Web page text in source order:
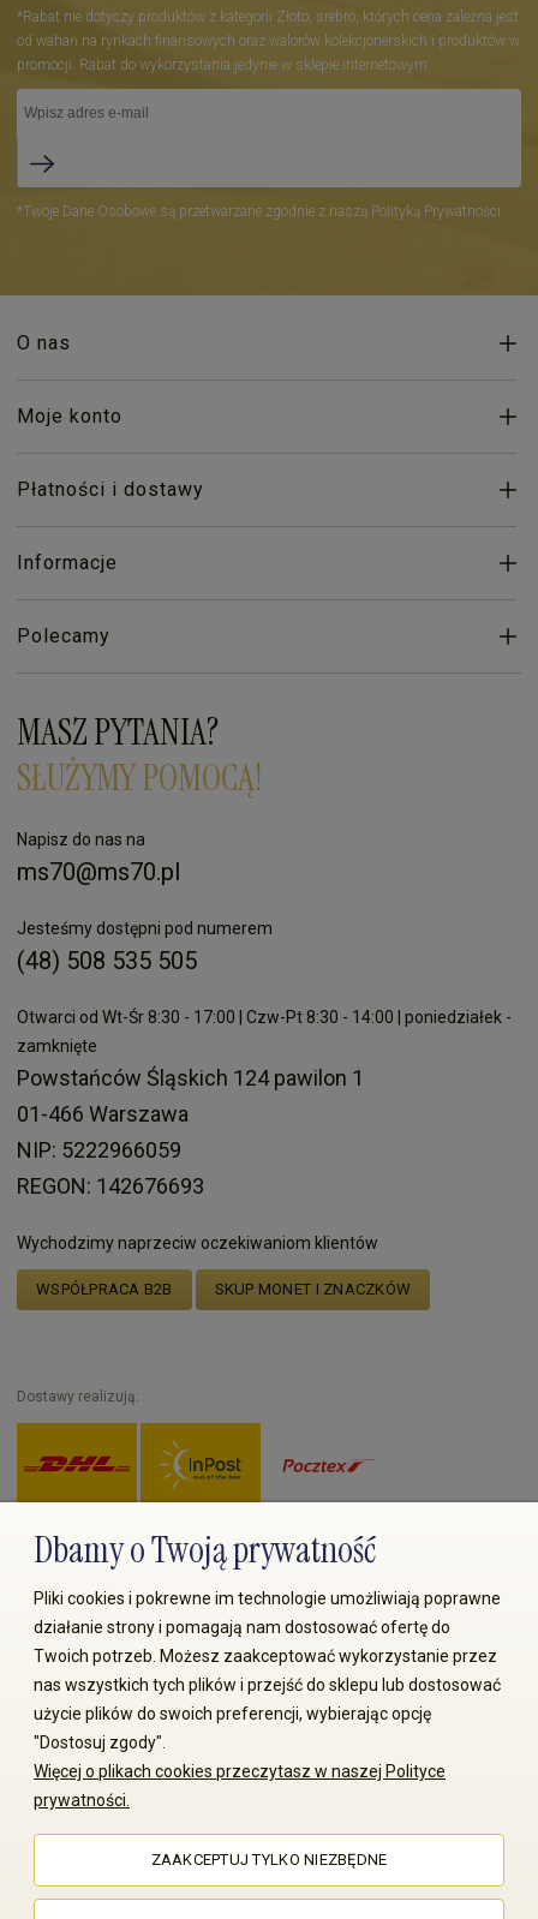
*Rabat nie dotyczy produktów z kategorii Złoto, srebro, których cena zależna jest
od wahań na rynkach finansowych oraz walorów kolekcjonerskich i produktów w
promocji. Rabat do wykorzystania jedynie w sklepie internetowym.
*Twoje Dane Osobowe są przetwarzane zgodnie z naszą Polityką Prywatności.
O nas
Moje konto
Płatności i dostawy
Informacje
Polecamy
MASZ PYTANIA?
SŁUŻYMY POMOCĄ!
Napisz do nas na
ms70@ms70.pl
Jesteśmy dostępni pod numerem
(48) 508 535 505
Otwarci od Wt-Śr 8:30 - 17:00 | Czw-Pt 8:30 - 14:00 | poniedziałek -
zamknięte
Powstańców Śląskich 124 pawilon 1
01-466 Warszawa
NIP: 5222966059
REGON: 142676693
Wychodzimy naprzeciw oczekiwaniom klientów
WSPÓŁPRACA B2B SKUP MONET I ZNACZKÓW
Dostawy realizują:
Zapłać przez:
© 2008-2026 MS70.pl / Ms70 Sp. z o.o. Wszelkie prawa
zastrzeżone. Kopiowanie treści i zdjęć bez zgody właściciela
zabronione
Sklep internetowy Shoper Premium
Dbamy o Twoją prywatność
Pliki cookies i pokrewne im technologie umożliwiają poprawne
działanie strony i pomagają nam dostosować ofertę do
Twoich potrzeb. Możesz zaakceptować wykorzystanie przez
nas wszystkich tych plików i przejść do sklepu lub dostosować
użycie plików do swoich preferencji, wybierając opcję
"Dostosuj zgody".
Więcej o plikach cookies przeczytasz w naszej Polityce
prywatności.
ZAAKCEPTUJ TYLKO NIEZBĘDNE